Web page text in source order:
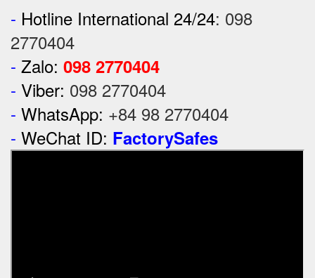
- Hotline International 24/24: 098
2770404
- Zalo: 098 2770404
- Viber: 098 2770404
- WhatsApp: +84 98 2770404
- WeChat ID: FactorySafes